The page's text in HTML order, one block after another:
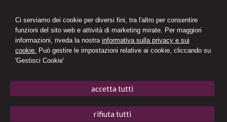
Ci serviamo dei cookie per diversi fini, tra l'altro per consentire
funzioni del sito web e attività di marketing mirate. Per maggiori
informazioni, riveda la nostra informativa sulla privacy e sui
cookie. Può gestire le impostazioni relative ai cookie, cliccando su
'Gestisci Cookie'
accetta tutti
rifiuta tutti